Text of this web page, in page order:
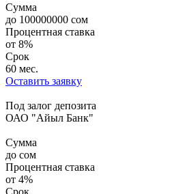
Сумма
до 100000000 сом
Процентная ставка
от 8%
Срок
60 мес.
Оставить заявку
Под залог депозита
ОАО "Айыл Банк"
Сумма
до сом
Процентная ставка
от 4%
Срок